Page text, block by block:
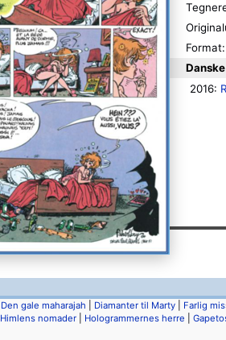
Format:
2016:
Den gale maharajah Diamanter til Marty Farlig
Himlens nomader Hologrammernes herre